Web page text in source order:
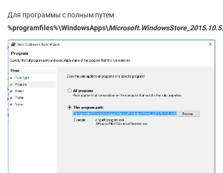
Для программы с полным путем
%programfiles%\WindowsApps\